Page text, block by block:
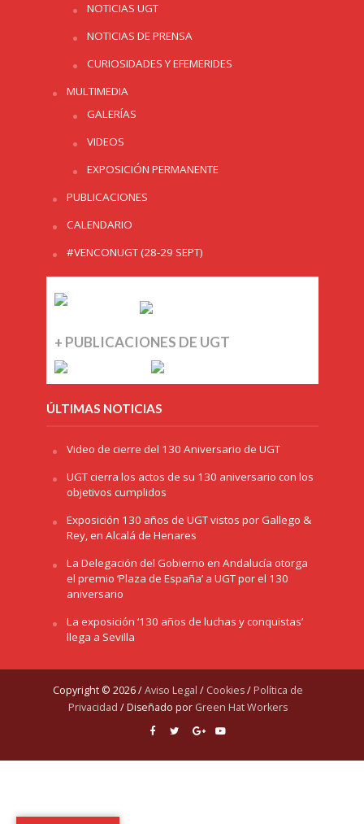
NOTICIAS UGT
NOTICIAS DE PRENSA
CURIOSIDADES Y EFEMERIDES
MULTIMEDIA
GALERÍAS
VIDEOS
EXPOSICIÓN PERMANENTE
PUBLICACIONES
CALENDARIO
#VENCONUGT (28-29 SEPT)
+ PUBLICACIONES DE UGT
ÚLTIMAS NOTICIAS
Video de cierre del 130 Aniversario de UGT
UGT cierra los actos de su 130 aniversario con los
objetivos cumplidos
Exposición 130 años de UGT vistos por Gallego &
Rey, en Alcalá de Henares
La Delegación del Gobierno en Andalucía otorga
el premio ‘Plaza de España’ a UGT por el 130
aniversario
La exposición ‘130 años de luchas y conquistas’
llega a Sevilla
Copyright © 2026 /Aviso Legal / Cookies/ Política de
Privacidad / Diseñado por Green Hat Workers